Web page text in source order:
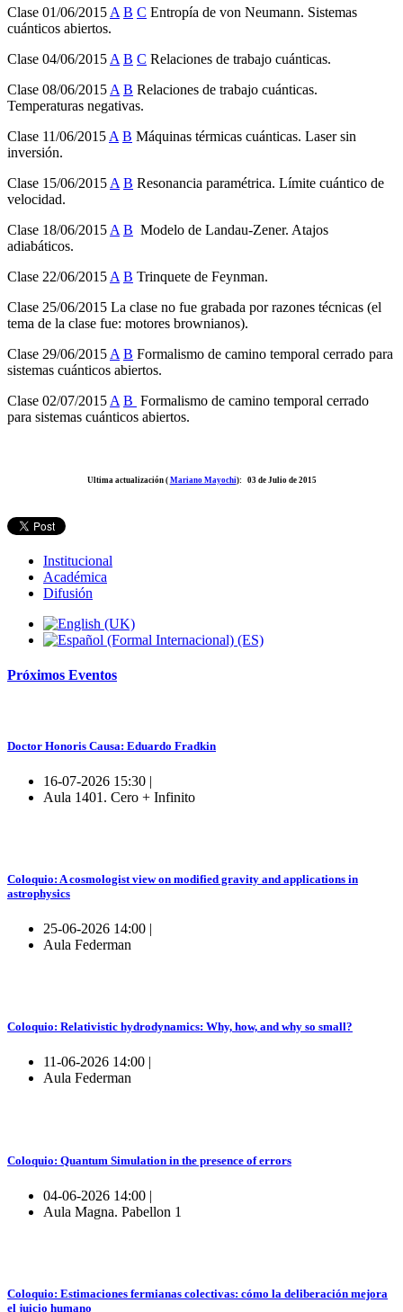
Clase 01/06/2015 A B C Entropía de von Neumann. Sistemas
cuánticos abiertos.
Clase 04/06/2015 A B C Relaciones de trabajo cuánticas.
Clase 08/06/2015 A B Relaciones de trabajo cuánticas.
Temperaturas negativas.
Clase 11/06/2015 A B Máquinas térmicas cuánticas. Laser sin
inversión.
Clase 15/06/2015 A B Resonancia paramétrica. Límite cuántico de
velocidad.
Clase 18/06/2015 A B Modelo de Landau-Zener. Atajos
adiabáticos.
Clase 22/06/2015 A B Trinquete de Feynman.
Clase 25/06/2015 La clase no fue grabada por razones técnicas (el
tema de la clase fue: motores brownianos).
Clase 29/06/2015 A B Formalismo de camino temporal cerrado para
sistemas cuánticos abiertos.
Clase 02/07/2015 A B Formalismo de camino temporal cerrado
para sistemas cuánticos abiertos.
Ultima actualización ( Mariano Mayochi): 03 de Julio de 2015
Institucional
Académica
Difusión
Próximos Eventos
Doctor Honoris Causa: Eduardo Fradkin
16-07-2026 15:30 |
Aula 1401. Cero + Infinito
Coloquio: A cosmologist view on modified gravity and applications in
astrophysics
25-06-2026 14:00 |
Aula Federman
Coloquio: Relativistic hydrodynamics: Why, how, and why so small?
11-06-2026 14:00 |
Aula Federman
Coloquio: Quantum Simulation in the presence of errors
04-06-2026 14:00 |
Aula Magna. Pabellon 1
Coloquio: Estimaciones fermianas colectivas: cómo la deliberación mejora
el juicio humano